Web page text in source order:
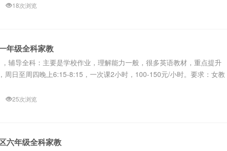
18次浏览
年级全科家教
辅导全科：主要是学校作业，理解能力一般，很多英语教材，重点提升
周日至周四晚上6:15-8:15，一次课2小时，100-150元/小时。要求：女教
25次浏览
六年级全科家教